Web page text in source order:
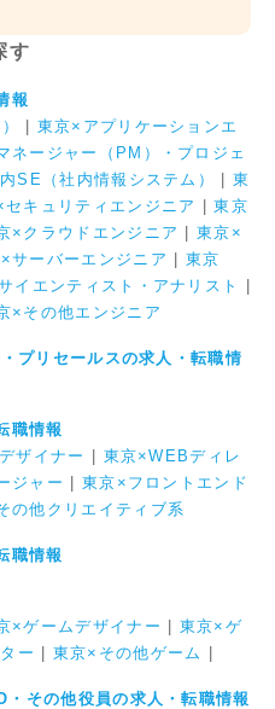
す
報
東京×アプリケーションエ
ネージャー（PM）・プロジェ
SE（社内情報システム）
東
セキュリティエンジニア |東京
×クラウドエンジニア |東京×
サーバーエンジニア
東京
イエンティスト・アナリスト
×その他エンジニア
プリセールスの求人・転職情
職情報
ザイナー
東京×WEBディレ
ジャー
東京×フロントエンド
の他クリエイティブ系
職情報
×ゲームデザイナー
東京×ゲ
ー
東京×その他ゲーム
その他役員の求人・転職情報